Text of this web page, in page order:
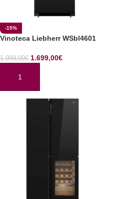
-15%
Vinoteca Liebherr WSbl4601
1.999,00€ 1.699,00€
AÑADIR AL CARRITO